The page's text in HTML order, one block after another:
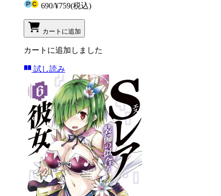
690/¥759(税込)
カートに追加
カートに追加しました
試し読み